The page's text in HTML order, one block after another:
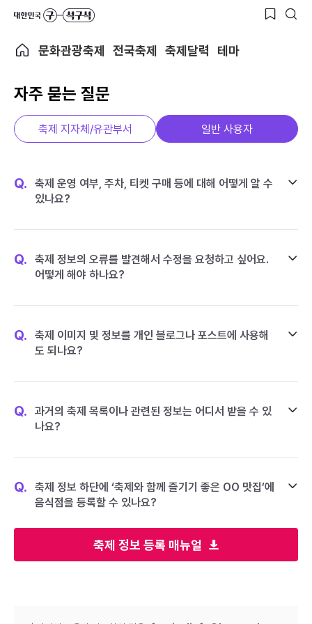
문화관광축제 전국축제 축제달력 테마
자주 묻는 질문
축제 정보 등록 매뉴얼
축제 지자체/유관부서 일반 사용자
Q.
축제 운영 여부, 주차, 티켓 구매 등에 대해 어떻게 알 수
있나요?
Q.
축제 정보의 오류를 발견해서 수정을 요청하고 싶어요.
어떻게 해야 하나요?
Q.
축제 이미지 및 정보를 개인 블로그나 포스트에 사용해
도 되나요?
Q.
과거의 축제 목록이나 관련된 정보는 어디서 받을 수 있
나요?
Q.
축제 정보 하단에 ‘축제와 함께 즐기기 좋은 OO 맛집’에
음식점을 등록할 수 있나요?